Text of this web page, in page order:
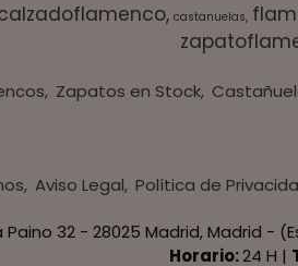
castanuelas
Zapatos en Stock
Aviso Legal Política de
Paino 32 - 28025 Madrid, Madrid -
Horario:24 H |